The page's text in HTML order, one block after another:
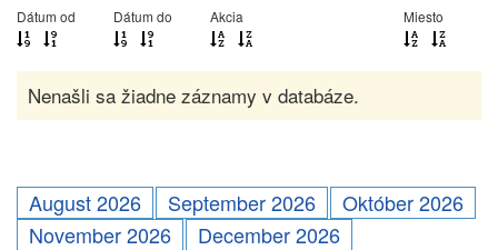
Dátum od Dátum do Akcia Miesto
Nenašli sa žiadne záznamy v databáze.
August 2026 September 2026
Október 2026
November 2026
December 2026